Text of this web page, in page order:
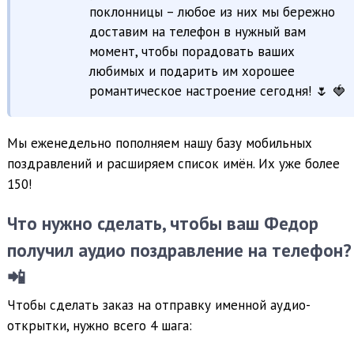
поклонницы – любое из них мы бережно
доставим на телефон в нужный вам
момент, чтобы порадовать ваших
любимых и подарить им хорошее
романтическое настроение сегодня! 🌷 🍓
Мы еженедельно пополняем нашу базу мобильных
поздравлений и расширяем список имён. Их уже более
150!
Что нужно сделать, чтобы ваш Федор
получил аудио поздравление на телефон?
📲
Чтобы сделать заказ на отправку именной аудио-
открытки, нужно всего 4 шага: